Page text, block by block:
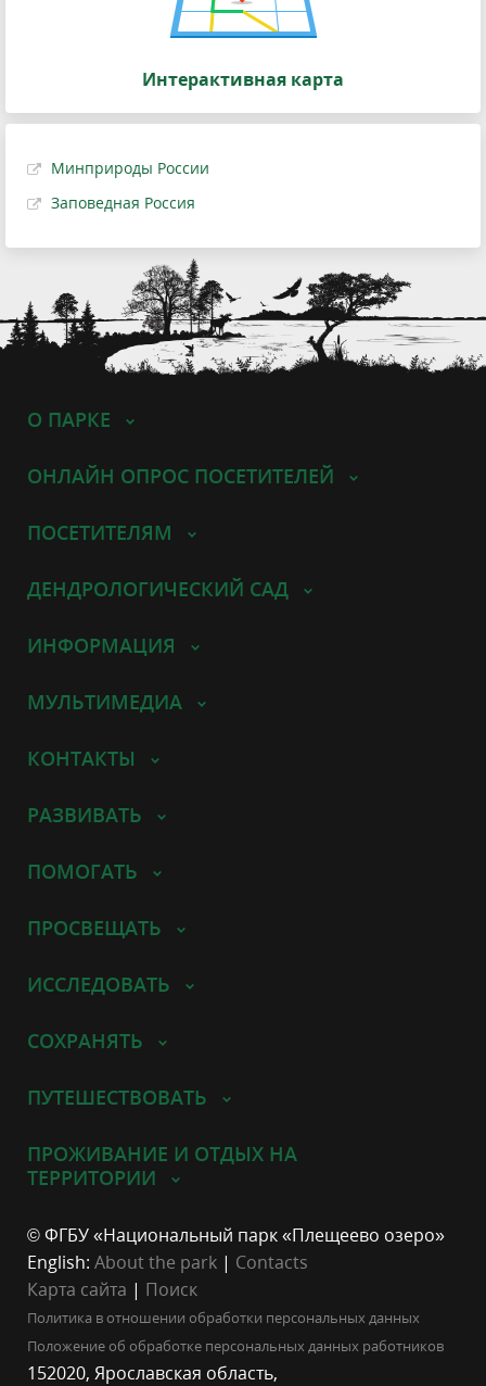
Интерактивная карта
Минприроды России
Заповедная Россия
О ПАРКЕ
ОНЛАЙН ОПРОС ПОСЕТИТЕЛЕЙ
ПОСЕТИТЕЛЯМ
ДЕНДРОЛОГИЧЕСКИЙ САД
ИНФОРМАЦИЯ
МУЛЬТИМЕДИА
КОНТАКТЫ
РАЗВИВАТЬ
ПОМОГАТЬ
ПРОСВЕЩАТЬ
ИССЛЕДОВАТЬ
СОХРАНЯТЬ
ПУТЕШЕСТВОВАТЬ
ПРОЖИВАНИЕ И ОТДЫХ НА
ТЕРРИТОРИИ
© ФГБУ «Национальный парк «Плещеево озеро»
English: About the park | Contacts
Карта сайта | Поиск
Политика в отношении обработки персональных данных
Положение об обработке персональных данных работников
152020, Ярославская область,